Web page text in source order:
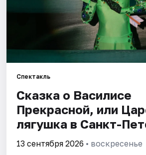
Спорт
Площадки
Артисты
Рейтинги
Спектакль
Сказка о Василисе
Прекрасной, или
лягушка в Санкт-
13 сентября 2026 • воскресенье